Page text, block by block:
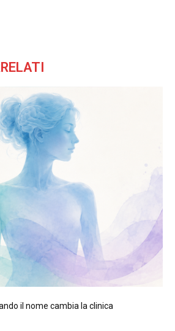
il nome cambia la clinica